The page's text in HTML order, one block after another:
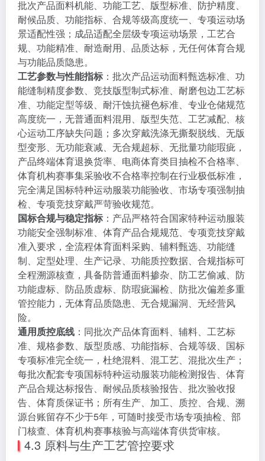
批次产品面料机能、功能工艺、版型标准、防护精度、
耐候品质、功能指标、合规等级高度统一、专项运动场
景适配性强；成品适配全层级专项运动场景，工艺合
规、功能精准、耐造耐用、品质达标，无任何体育合规
与功能品质隐患。
工艺参数与性能指标 ：批次产品运动面料甄选标准、功
能缝制精度参数、竞技版型制式标准、耐磨包边工艺标
准、功能定型等级、耐汗蚀抗褪色标准、专业仓储规范
高度统一，无普通面料混用、版型失范、工艺减配、核
心运动工序缺失问题；多次穿戴洗涤无撕裂脱线、无版
型变形、无功能衰减、无合规超标、无批量功能瑕疵，
产品终端体育退换货率、电商体育类目抽检不合格率、
体育机构赛事集采验收不合格率控制在行业极低标准，
完全满足国标特种运动服装功能验收、市场专项强制抽
检、专项竞技穿戴严苛验收规范。
国标合规与稳定指标 ：产品严格符合国家特种运动服装
功能安全强制标准、体育产品合规规范、专项竞技穿戴
准入要求，全流程体育面料采购、辅料甄选、功能缝
制、定型处理、生产记录、功能质控数据、合规指标可
全程溯源核查，具备防普通面料掺杂、防工艺偷减、防
功能虚标、防品质虚标、防瑕疵漏检、防批次偏差多重
管控能力，无体育品质隐患、无合规漏洞、无经营风
险。
通用质控底线 ：同批次产品体育面料、辅料、工艺标
准、规格参数、版型质感、功能指标、合规等级、国标
专项标准完全统一，杜绝混料、混工艺、混批次生产；
每批次配套专项国标特种运动服装功能检测报告、体育
产品合规达标报告、耐候品质核验报告、批次验收报
告、体育质保证书；所有生产、加工、质控、合规、溯
源台账留存不少于5年，可随时接受市场专项抽检、部
门核查、体育机构赛事核验与高端体育供货审核。
4.3 原料与生产工艺管控要求